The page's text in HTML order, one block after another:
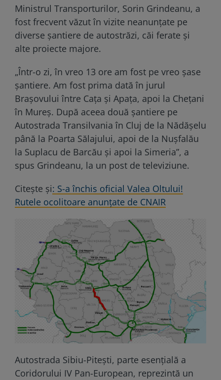
Ministrul Transporturilor, Sorin Grindeanu, a
fost frecvent văzut în vizite neanunțate pe
diverse șantiere de autostrăzi, căi ferate și
alte proiecte majore.
„Într-o zi, în vreo 13 ore am fost pe vreo șase
șantiere. Am fost prima dată în jurul
Brașovului între Cața și Apața, apoi la Chețani
în Mureș. După aceea două șantiere pe
Autostrada Transilvania în Cluj de la Nădășelu
până la Poarta Sălajului, apoi de la Nușfalău
la Suplacu de Barcău și apoi la Simeria”, a
spus Grindeanu, la un post de televiziune.
Citește și: S-a închis oficial Valea Oltului!
Rutele ocolitoare anunțate de CNAIR
Autostrada Sibiu-Pitești, parte esențială a
Coridorului IV Pan-European, reprezintă un